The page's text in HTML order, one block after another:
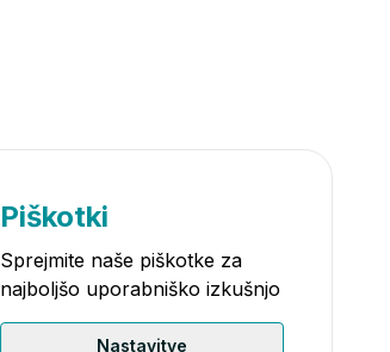
Piškotki
Sprejmite naše piškotke za
najboljšo uporabniško izkušnjo
Nastavitve